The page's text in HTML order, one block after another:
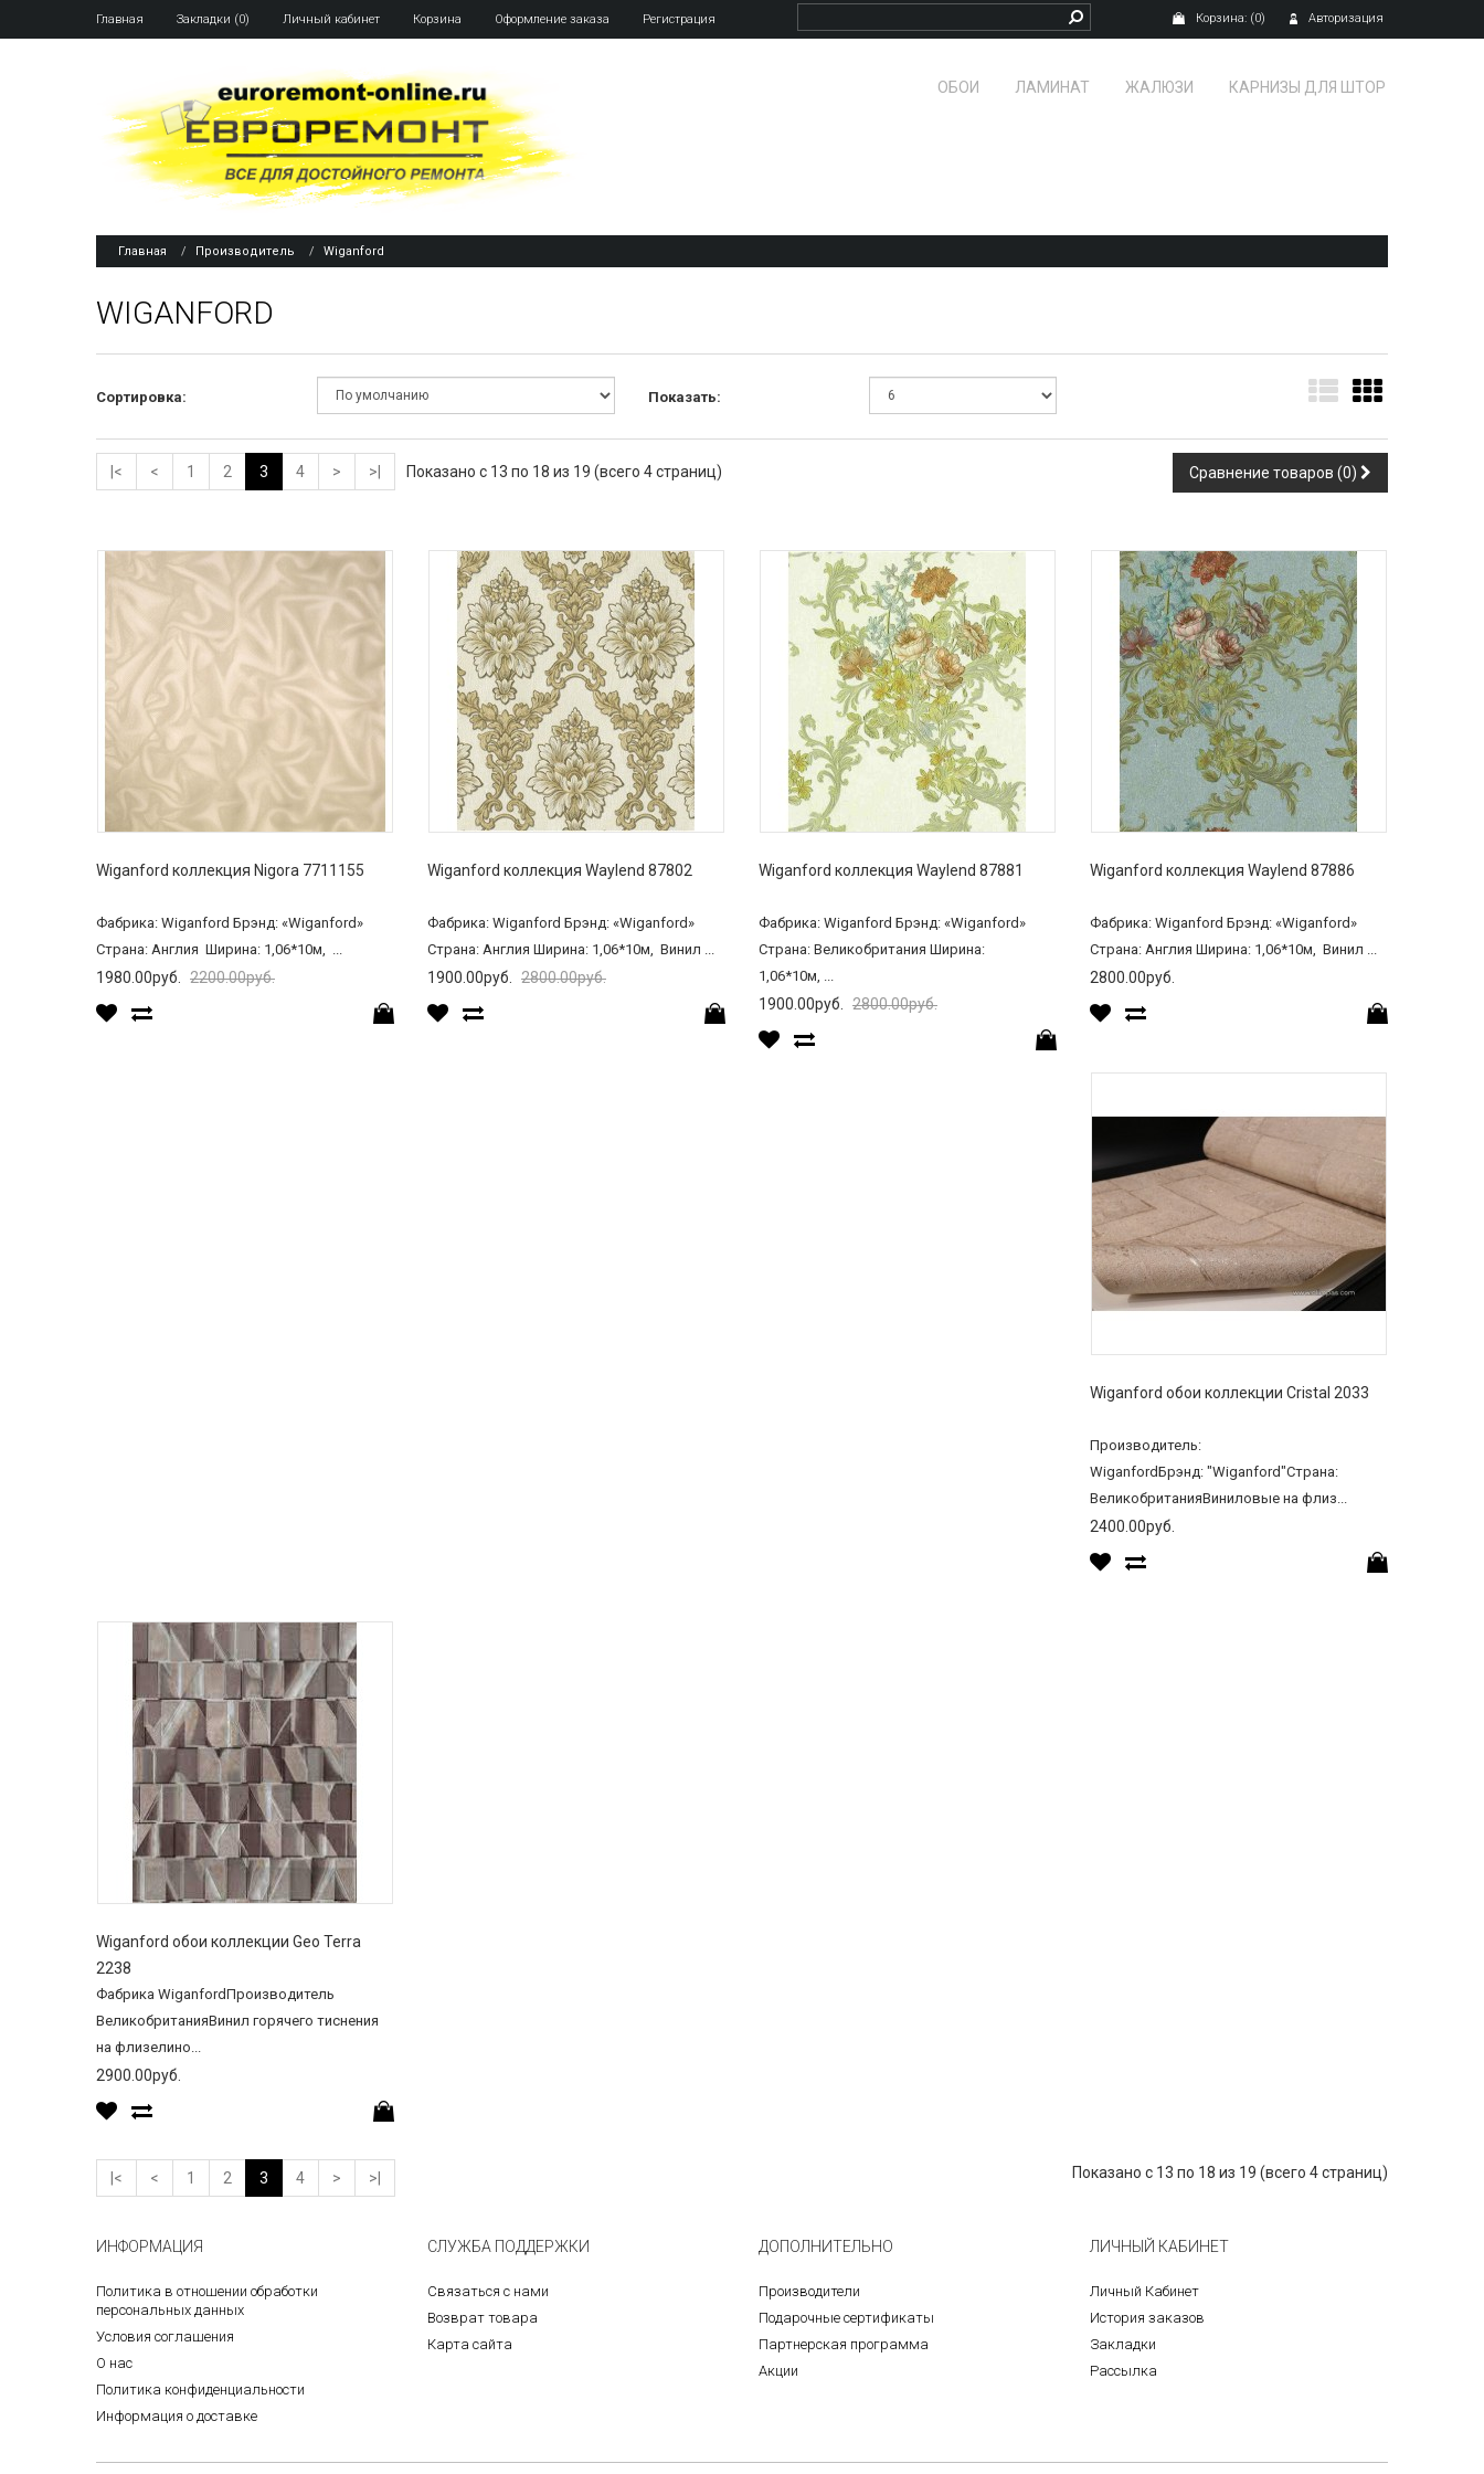
Авторизация
Корзина: (0)
Главная Закладки (0) Личный кабинет Корзина Оформление заказа Регистрация
ОБОИ ЛАМИНАТ ЖАЛЮЗИ КАРНИЗЫ ДЛЯ ШТОР
Главная Производитель Wiganford
WIGANFORD
Сортировка: Показать:
|< < 1 2 3 4 > >| Показано с 13 по 18 из 19 (всего 4 страниц) Сравнение товаров (0)
Wiganford коллекция Nigora 7711155
Фабрика: Wiganford Брэнд: «Wiganford»
Страна: Англия Ширина: 1,06*10м, ...
1980.00руб. 2200.00руб.
Wiganford коллекция Waylend 87802
Фабрика: Wiganford Брэнд: «Wiganford»
Страна: Англия Ширина: 1,06*10м, Винил ...
1900.00руб. 2800.00руб.
Wiganford коллекция Waylend 87881
Фабрика: Wiganford Брэнд: «Wiganford»
Страна: Великобритания Ширина:
1,06*10м, ...
1900.00руб. 2800.00руб.
Wiganford коллекция Waylend 87886
Фабрика: Wiganford Брэнд: «Wiganford»
Страна: Англия Ширина: 1,06*10м, Винил ...
2800.00руб.
Wiganford обои коллекции Cristal 2033
Производитель:
WiganfordБрэнд: "Wiganford"Страна:
ВеликобританияВиниловые на флиз...
2400.00руб.
Wiganford обои коллекции Geo Terra
2238
Фабрика WiganfordПроизводитель
ВеликобританияВинил горячего тиснения
на флизелино...
2900.00руб.
|< < 1 2 3 4 > >| Показано с 13 по 18 из 19 (всего 4 страниц)
ИНФОРМАЦИЯ
Политика в отношении обработки
персональных данных
Условия соглашения
O нас
Политика конфиденциальности
Информация о доставке
СЛУЖБА ПОДДЕРЖКИ
Связаться с нами
Возврат товара
Карта сайта
ДОПОЛНИТЕЛЬНО
Производители
Подарочные сертификаты
Партнерская программа
Акции
ЛИЧНЫЙ КАБИНЕТ
Личный Кабинет
История заказов
Закладки
Рассылка